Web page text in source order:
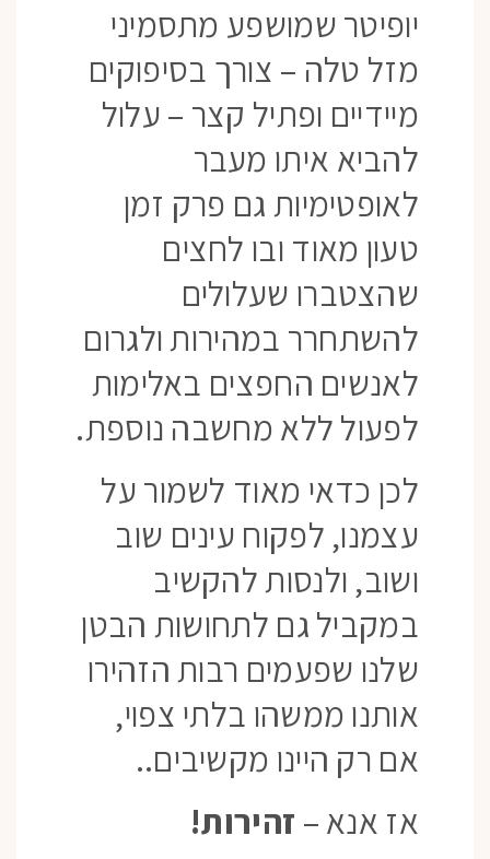
יופיטר שמושפע מתסמיני
מזל טלה – צורך בסיפוקים
מיידיים ופתיל קצר – עלול
להביא איתו מעבר
לאופטימיות גם פרק זמן
טעון מאוד ובו לחצים
שהצטברו שעלולים
להשתחרר במהירות ולגרום
לאנשים החפצים באלימות
לפעול ללא מחשבה נוספת.
לכן כדאי מאוד לשמור על
עצמנו, לפקוח עינים שוב
ושוב, ולנסות להקשיב
במקביל גם לתחושות הבטן
שלנו שפעמים רבות הזהירו
אותנו ממשהו בלתי צפוי,
אם רק היינו מקשיבים..
אז אנא – זהירות!